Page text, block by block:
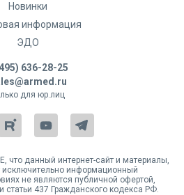
Новинки
информация
ЭДО
636-28-25
для юр.лиц
данный интернет-сайт и материалы,
информационный
не являются публичной офертой,
437 Гражданского кодекса РФ.